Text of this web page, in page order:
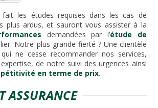
les études requises dans les cas de
plus ardus, et sauront vous assister à la
demandées par l’étude de
Notre plus grande fierté ? Une clientèle
ne cesse recommander nos services,
de notre suivi des urgences ainsi
en terme de prix.
ASSURANCE